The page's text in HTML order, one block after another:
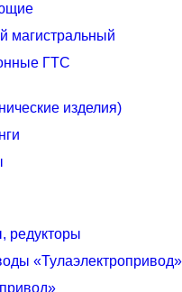
магистральный
ГТС
изделия)
редукторы
«Тулаэлектропривод»